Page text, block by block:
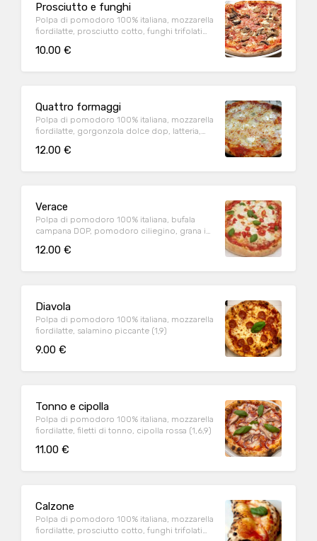
Prosciutto e funghi
Polpa di pomodoro 100% italiana, mozzarella
fiordilatte, prosciutto cotto, funghi trifolati
10.00 €
Quattro formaggi
Polpa di pomodoro 100% italiana, mozzarella
fiordilatte, gorgonzola dolce dop, latteria,
12.00 €
Verace
Polpa di pomodoro 100% italiana, bufala
campana DOP, pomodoro ciliegino, grana in
12.00 €
Diavola
Polpa di pomodoro 100% italiana, mozzarella
fiordilatte, salamino piccante (1,9)
9.00 €
Tonno e cipolla
Polpa di pomodoro 100% italiana, mozzarella
fiordilatte, filetti di tonno, cipolla rossa (1,6,9)
11.00 €
Calzone
Polpa di pomodoro 100% italiana, mozzarella
fiordilatte, prosciutto cotto, funghi trifolati